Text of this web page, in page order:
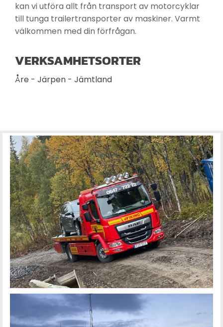
kan vi utföra allt från transport av motorcyklar
till tunga trailertransporter av maskiner. Varmt
välkommen med din förfrågan.
VERKSAMHETSORTER
Åre - Järpen - Jämtland